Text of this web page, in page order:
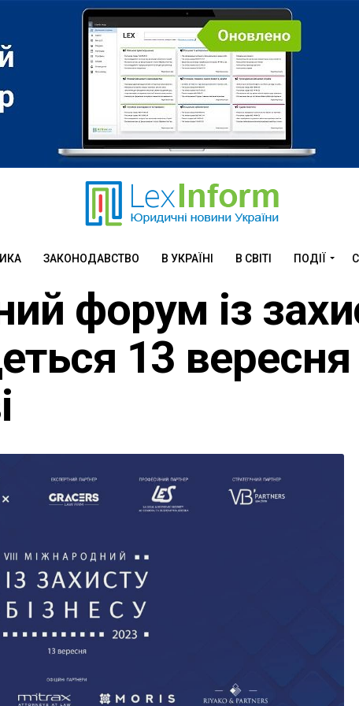
ЗАКОНОДАВСТВО В УКРАЇНІ В СВІТІ ПОДІЇ
форум із
13